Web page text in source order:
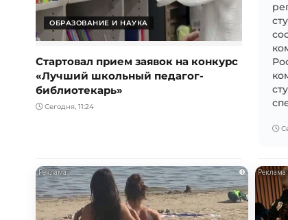
ОБРАЗОВАНИЕ И НАУКА
Стартовал прием заявок на конкурс
«Лучший школьный педагог-
библиотекарь»
Сегодня, 11:24
i